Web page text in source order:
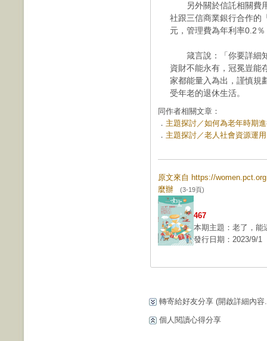
另外關於信託相關費用
社跟三信商業銀行合作的
元，管理費為年利率0.2
箴言說：「你要詳細知
資財不能永有，冠冕豈能
家都能量入為出，謹慎規
受年老的退休生活。
同作者相關文章：
． 主題探討／如何為老年時期
． 主題探討／老人社會資源運
原文來自 https://
麼辦 (3-19頁)
467
本期主題：老了，能
發行日期：2023/9/1
轉寄給好友分享 (開啟詳細內容
個人閱讀心得分享